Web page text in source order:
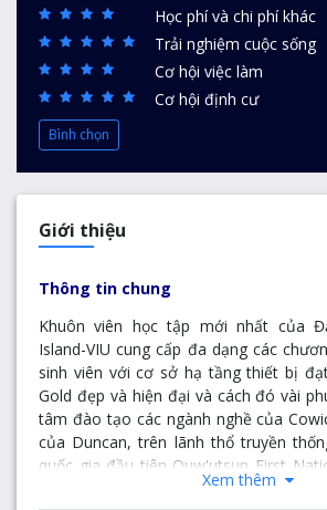
Học phí và chi phí khác
Trải nghiệm cuộc sống
Cơ hội việc làm
Cơ hội định cư
Bình chọn
Giới thiệu
Thông tin chung
Khuôn viên học tập mới nhất của
Island-VIU cung cấp đa dạng các
sinh viên với cơ sở hạ tầng thiết bị
Gold đẹp và hiện đại và cách đó vài
tâm đào tạo các ngành nghề của
của Duncan, trên lãnh thổ truyền
quốc gia đầu tiên Quw'utsun First
Cowichan cách nhiều nhà hàng,
Xem thêm